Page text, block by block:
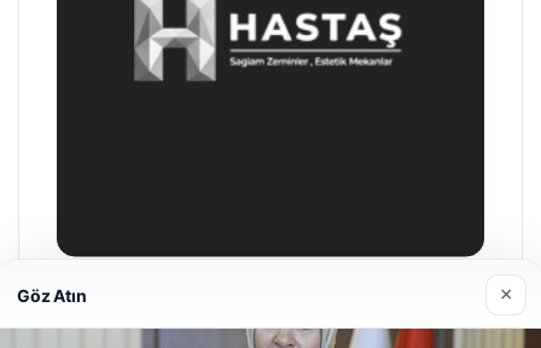
Enes Kaplan Avukatlık Bürosu
Göz Atın ×